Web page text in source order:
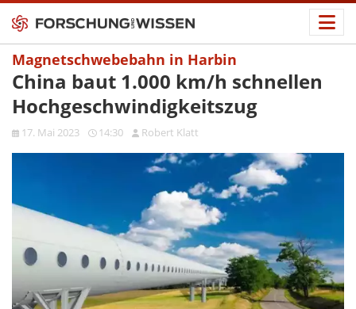
Magnetschwebebahn in Harbin
China baut 1.000 km/h schnellen
Hochgeschwindigkeitszug
17. Mai 2023 14:30 Robert Klatt